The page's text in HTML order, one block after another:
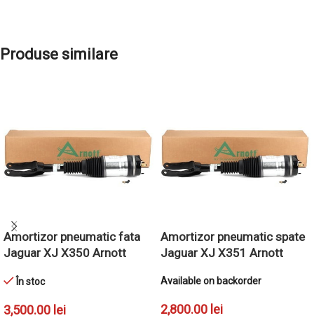
Produse similare
Amortizor pneumatic fata
Jaguar XJ X350 Arnott
În stoc
3,500.00 lei
Amortizor pneumatic spate
Jaguar XJ X351 Arnott
Available on backorder
2,800.00 lei